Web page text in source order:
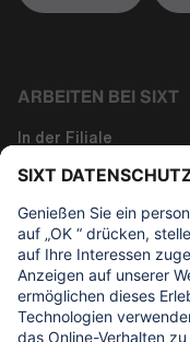
ARBEITEN BEI SIXT
In der Filiale
Tech
Corporate Functions
Über uns
WAS UNS WICHTIG